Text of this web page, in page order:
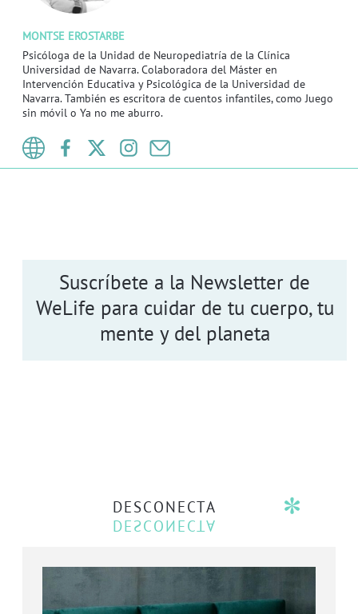
MONTSE EROSTARBE
Psicóloga de la Unidad de Neuropediatría de la Clínica
Universidad de Navarra. Colaboradora del Máster en
Intervención Educativa y Psicológica de la Universidad de
Navarra. También es escritora de cuentos infantiles, como Juego
sin móvil o Ya no me aburro.
Suscríbete a la Newsletter de
WeLife para cuidar de tu cuerpo, tu
mente y del planeta
DESCONECTA